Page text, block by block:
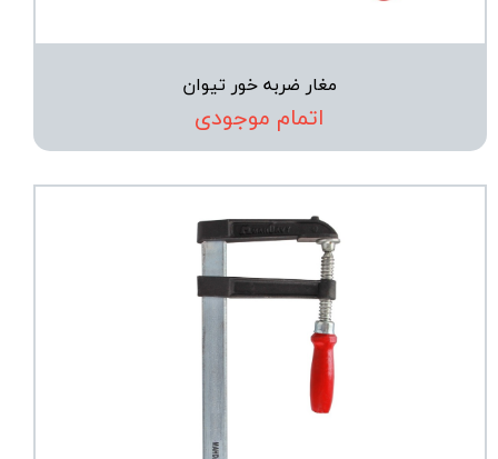
مغار ضربه خور تیوان
اتمام موجودی